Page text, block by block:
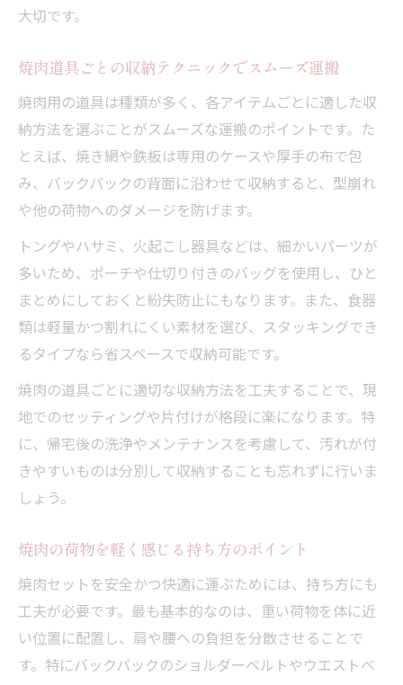
大切です。
焼肉道具ごとの収納テクニックでスムーズ運搬
焼肉用の道具は種類が多く、各アイテムごとに適した収
納方法を選ぶことがスムーズな運搬のポイントです。た
とえば、焼き網や鉄板は専用のケースや厚手の布で包
み、バックパックの背面に沿わせて収納すると、型崩れ
や他の荷物へのダメージを防げます。
トングやハサミ、火起こし器具などは、細かいパーツが
多いため、ポーチや仕切り付きのバッグを使用し、ひと
まとめにしておくと紛失防止にもなります。また、食器
類は軽量かつ割れにくい素材を選び、スタッキングでき
るタイプなら省スペースで収納可能です。
焼肉の道具ごとに適切な収納方法を工夫することで、現
地でのセッティングや片付けが格段に楽になります。特
に、帰宅後の洗浄やメンテナンスを考慮して、汚れが付
きやすいものは分別して収納することも忘れずに行いま
しょう。
焼肉の荷物を軽く感じる持ち方のポイント
焼肉セットを安全かつ快適に運ぶためには、持ち方にも
工夫が必要です。最も基本的なのは、重い荷物を体に近
い位置に配置し、肩や腰への負担を分散させることで
す。特にバックパックのショルダーベルトやウエストベ